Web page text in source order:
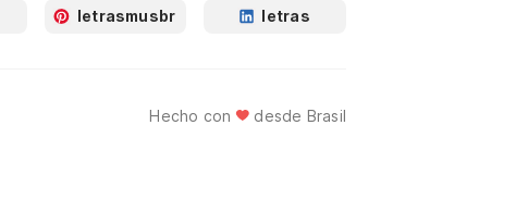
letrasmusbr letras
Hecho con desde Brasil